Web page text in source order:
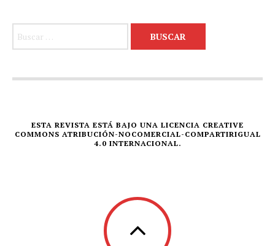
ESTA REVISTA ESTÁ BAJO UNA LICENCIA CREATIVE
COMMONS ATRIBUCIÓN-NOCOMERCIAL-COMPARTIRIGUAL
4.0 INTERNACIONAL.